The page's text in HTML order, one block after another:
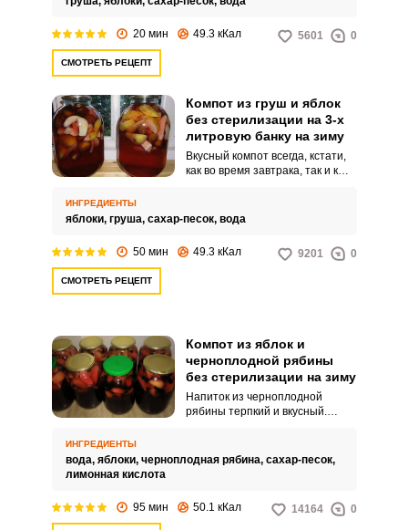
приятное сочетание.
20 мин 49.3 кКал 5601 0
СМОТРЕТЬ РЕЦЕПТ
Компот из груш и яблок
без стерилизации на 3-х
литровую банку на зиму
Вкусный компот всегда, кстати,
как во время завтрака, так и к
берутся домашние фрукты,
другом.
ИНГРЕДИЕНТЫ
яблоки, груша, сахар-песок, вода
50 мин 49.3 кКал 9201 0
СМОТРЕТЬ РЕЦЕПТ
Компот из яблок и
черноплодной рябины
без стерилизации на зиму
Напиток из черноплодной
рябины терпкий и вкусный.
заболеваний.
ИНГРЕДИЕНТЫ
вода, яблоки, черноплодная рябина, сахар-песок,
лимонная кислота
95 мин 50.1 кКал 14164 0